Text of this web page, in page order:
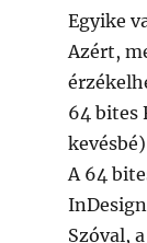
Egyike
Azért,
64 bites
A 64
Szóval,